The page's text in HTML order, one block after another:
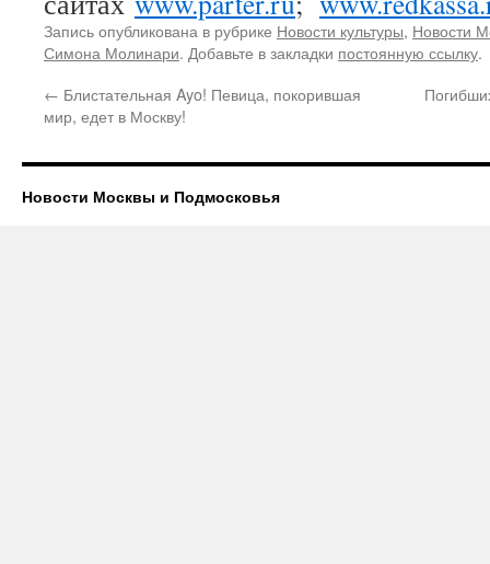
Запись опубликована в рубрике Новости культуры, Новости
Симона Молинари. Добавьте в закладки постоянную ссылку.
← Блистательная Ayo! Певица, покорившая
мир, едет в Москву!
Новости Москвы и Подмосковья